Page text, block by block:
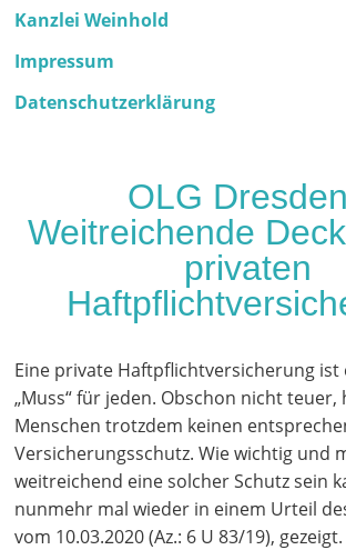
Kanzlei Weinhold
Impressum
Datenschutzerklärung
OLG
Weitreichende
privaten
Eine private Haftpflichtversicherung ist
„Muss“ für jeden. Obschon nicht teuer,
Menschen trotzdem keinen
Versicherungsschutz. Wie wichtig und
weitreichend eine solcher Schutz sein
nunmehr mal wieder in einem Urteil
vom 10.03.2020 (Az.: 6 U 83/19), gezeigt.